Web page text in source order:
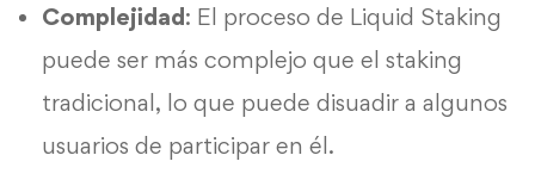
Complejidad: El proceso de Liquid Staking
puede ser más complejo que el staking
tradicional, lo que puede disuadir a algunos
usuarios de participar en él.